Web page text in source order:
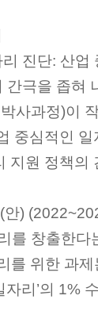
진단: 산업
간극을 좁혀
사과정)이
중심적인 일
지원 정책의
)
를 창출한다
를 위한 과제
리’의 1%